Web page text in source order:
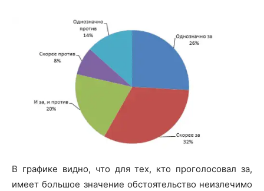
В графике видно, что для тех, кто проголосовал за,
имеет большое значение обстоятельство неизлечимо